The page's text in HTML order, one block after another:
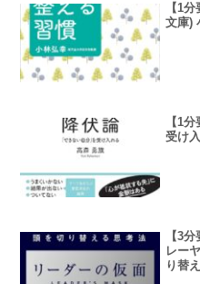
【1
文庫)
【1
受け
【3
レー
り替